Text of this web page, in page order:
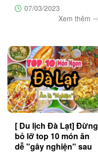
uống nguyên ngày tại Đà
Lạt vừa ngon, vừa rẻ hứa
07/03/2023
Xem thêm
[ Du lịch Đà Lạt] Đừng
bỏ lỡ top 10 món ăn
dễ "gây nghiện" sau